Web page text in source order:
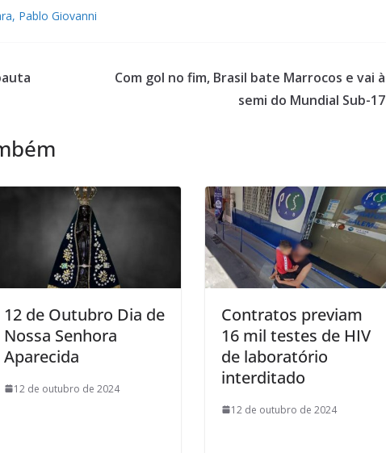
, Pablo Giovanni
Com gol no fim, Brasil bate Marrocos e vai à
semi do Mundial Sub-17
12 de Outubro Dia de
Nossa Senhora
Aparecida
12 de outubro de 2024
Contratos previam
16 mil testes de HIV
de laboratório
interditado
12 de outubro de 2024